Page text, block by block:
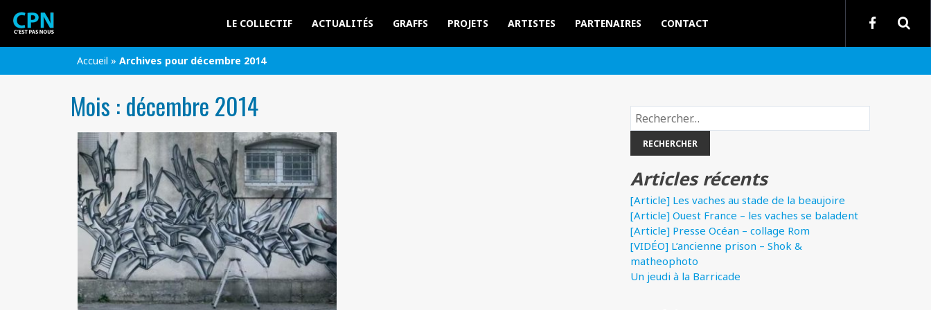
LE COLLECTIF ACTUALITÉS GRAFFS PROJETS ARTISTES PARTENAIRES CONTACT
Accueil » Archives pour décembre 2014
Mois :décembre 2014 Rechercher :
Articles récents
[Article] Les vaches au stade de la beaujoire
[Article] Ouest France – les vaches se baladent
[Article] Presse Océan – collage Rom
[VIDÉO] L’ancienne prison – Shok &
matheophoto
Un jeudi à la Barricade